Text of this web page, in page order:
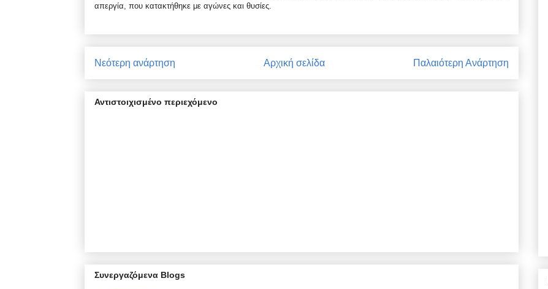
απεργία, που κατακτήθηκε με αγώνες και θυσίες.
Νεότερη ανάρτηση Παλαιότερη Ανάρτηση
Αρχική σελίδα
Αντιστοιχισμένο περιεχόμενο
Συνεργαζόμενα Blogs